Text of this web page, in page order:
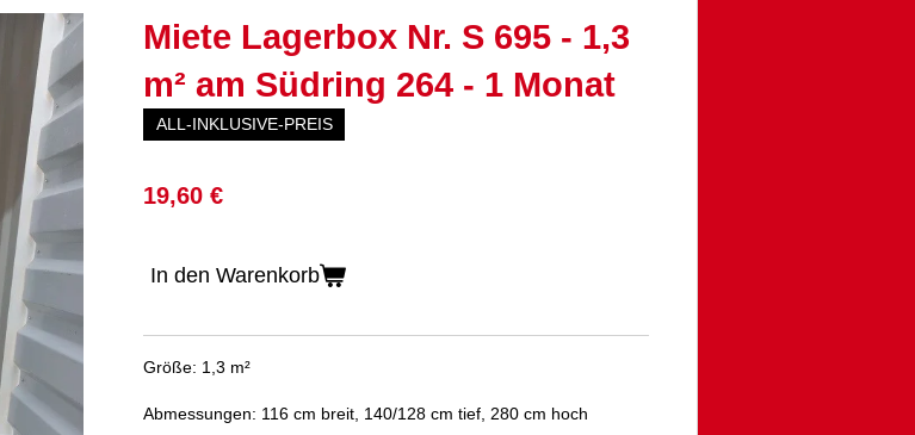
Miete Lagerbox Nr. S 695 - 1,3
m² am Südring 264 - 1 Monat
ALL-INKLUSIVE-PREIS
19,60 €
In den Warenkorb
Größe: 1,3 m²
Abmessungen: 116 cm breit, 140/128 cm tief, 280 cm hoch